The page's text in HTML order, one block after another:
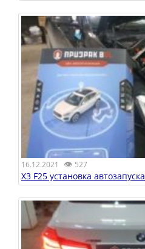
16.12.2021 👁 527
X3 F25 установка автозапуска